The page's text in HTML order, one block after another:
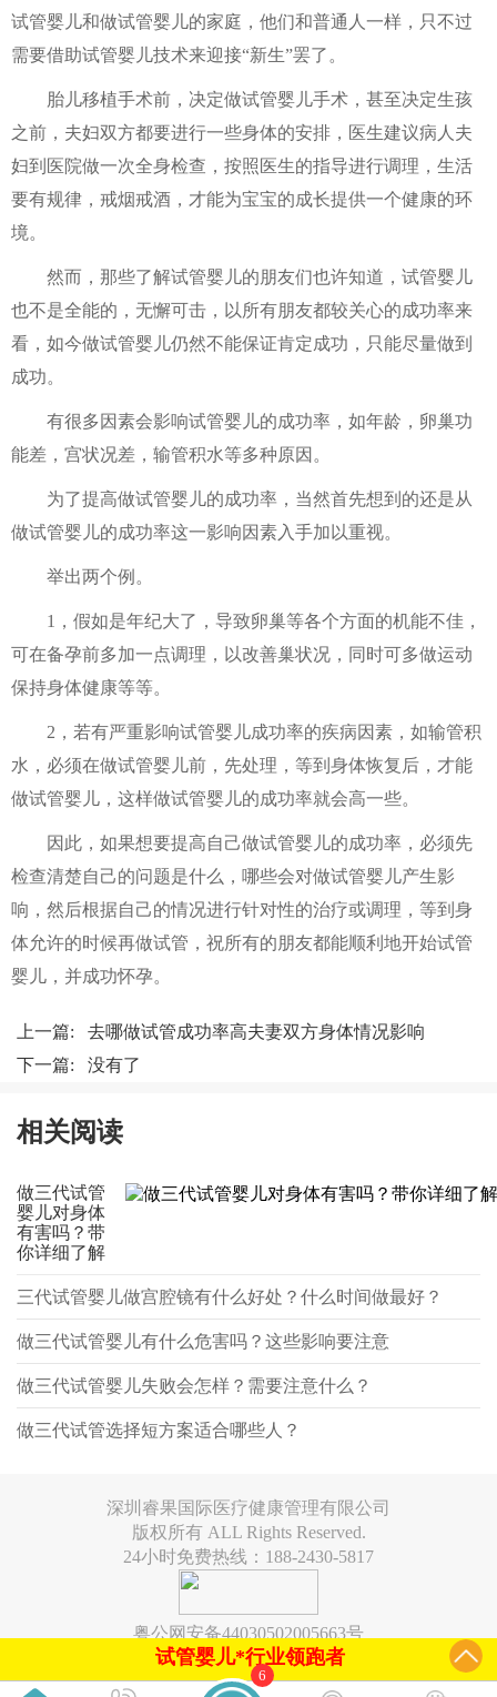
试管婴儿和做试管婴儿的家庭，他们和普通人一样，只不过
需要借助试管婴儿技术来迎接“新生”罢了。
胎儿移植手术前，决定做试管婴儿手术，甚至决定生孩
之前，夫妇双方都要进行一些身体的安排，医生建议病人夫
妇到医院做一次全身检查，按照医生的指导进行调理，生活
要有规律，戒烟戒酒，才能为宝宝的成长提供一个健康的环
境。
然而，那些了解试管婴儿的朋友们也许知道，试管婴儿
也不是全能的，无懈可击，以所有朋友都较关心的成功率来
看，如今做试管婴儿仍然不能保证肯定成功，只能尽量做到
成功。
有很多因素会影响试管婴儿的成功率，如年龄，卵巢功
能差，宫状况差，输管积水等多种原因。
为了提高做试管婴儿的成功率，当然首先想到的还是从
做试管婴儿的成功率这一影响因素入手加以重视。
举出两个例。
1，假如是年纪大了，导致卵巢等各个方面的机能不佳，
可在备孕前多加一点调理，以改善巢状况，同时可多做运动
保持身体健康等等。
2，若有严重影响试管婴儿成功率的疾病因素，如输管积
水，必须在做试管婴儿前，先处理，等到身体恢复后，才能
做试管婴儿，这样做试管婴儿的成功率就会高一些。
因此，如果想要提高自己做试管婴儿的成功率，必须先
检查清楚自己的问题是什么，哪些会对做试管婴儿产生影
响，然后根据自己的情况进行针对性的治疗或调理，等到身
体允许的时候再做试管，祝所有的朋友都能顺利地开始试管
婴儿，并成功怀孕。
上一篇: 去哪做试管成功率高夫妻双方身体情况影响
下一篇: 没有了
相关阅读
做三代试管
婴儿对身体
有害吗？带
你详细了解
三代试管婴儿做宫腔镜有什么好处？什么时间做最好？
做三代试管婴儿有什么危害吗？这些影响要注意
做三代试管婴儿失败会怎样？需要注意什么？
做三代试管选择短方案适合哪些人？
深圳睿果国际医疗健康管理有限公司
版权所有 ALL Rights Reserved.
24小时免费热线：188-2430-5817
粤公网安备44030502005663号
试管婴儿*行业领跑者